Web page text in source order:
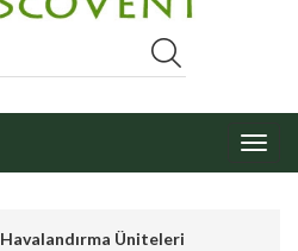
Havalandırma Üniteleri